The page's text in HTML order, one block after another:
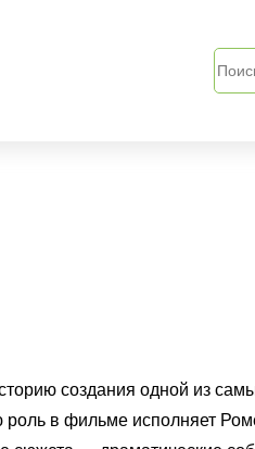
создания одной из
в фильме исполняет